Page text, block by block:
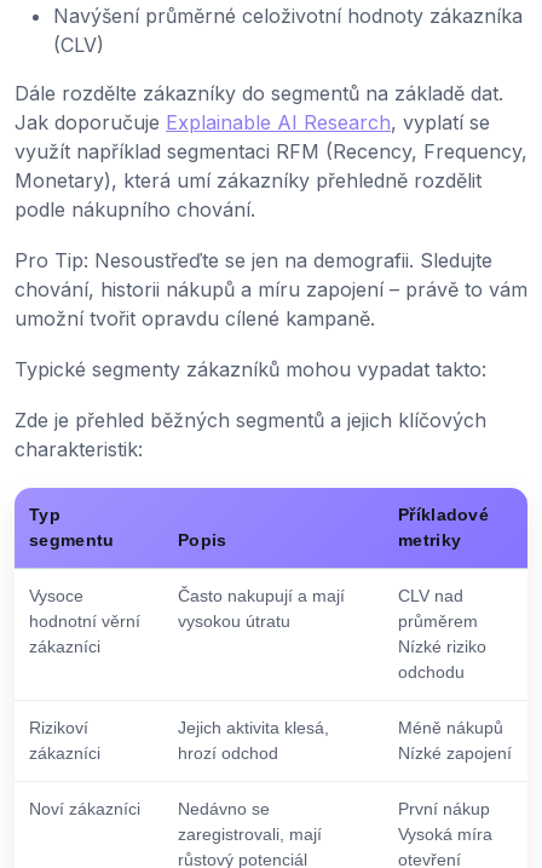
Navýšení průměrné celoživotní hodnoty zákazníka
(CLV)
Dále rozdělte zákazníky do segmentů na základě dat.
Jak doporučuje Explainable AI Research, vyplatí se
využít například segmentaci RFM (Recency, Frequency,
Monetary), která umí zákazníky přehledně rozdělit
podle nákupního chování.
Pro Tip: Nesoustřeďte se jen na demografii. Sledujte
chování, historii nákupů a míru zapojení – právě to vám
umožní tvořit opravdu cílené kampaně.
Typické segmenty zákazníků mohou vypadat takto:
Zde je přehled běžných segmentů a jejich klíčových
charakteristik:
Typ
segmentu
Popis
Příkladové
metriky
Vysoce
hodnotní věrní
zákazníci
Často nakupují a mají
vysokou útratu
CLV nad
průměrem
Nízké riziko
odchodu
Rizikoví
zákazníci
Jejich aktivita klesá,
hrozí odchod
Méně nákupů
Nízké zapojení
Noví zákazníci
Nedávno se
zaregistrovali, mají
růstový potenciál
První nákup
Vysoká míra
otevření